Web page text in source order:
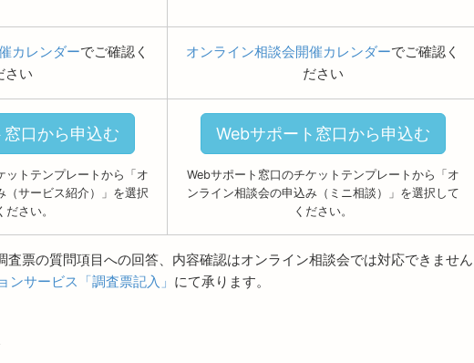
カレンダーでご確認く
さい
オンライン相談会開催カレンダーでご確認く
ださい
口から申込む
ットテンプレートから「オ
（サービス紹介）」を選択
ださい。
Webサポート窓口から申込む
Webサポート窓口のチケットテンプレートから「オ
ンライン相談会の申込み（ミニ相談）」を選択して
ください。
票の質問項目への回答、内容確認はオンライン相談会では対応できません
ンサービス「調査票記入」 にて承ります。